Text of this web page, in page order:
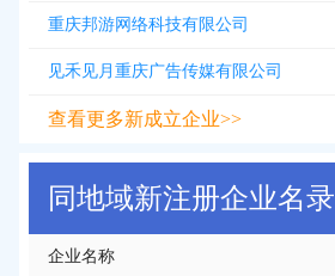
重庆邦游网络科技有限公司
见禾见月重庆广告传媒有限公司
查看更多新成立企业>>
同地域新注册企业名录
企业名称